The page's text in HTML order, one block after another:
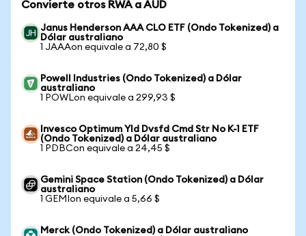
Convierte otros RWA a AUD
Janus Henderson AAA CLO ETF (Ondo Tokenized) a
Dólar australiano
1 JAAAon equivale a 72,80 $
Powell Industries (Ondo Tokenized) a Dólar
australiano
1 POWLon equivale a 299,93 $
Invesco Optimum Yld Dvsfd Cmd Str No K-1 ETF
(Ondo Tokenized) a Dólar australiano
1 PDBCon equivale a 24,45 $
Gemini Space Station (Ondo Tokenized) a Dólar
australiano
1 GEMIon equivale a 5,66 $
Merck (Ondo Tokenized) a Dólar australiano